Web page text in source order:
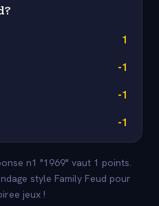
1
-1
-1
-1
n1 "1969" vaut 1 points.
style Family Feud pour
jeux !